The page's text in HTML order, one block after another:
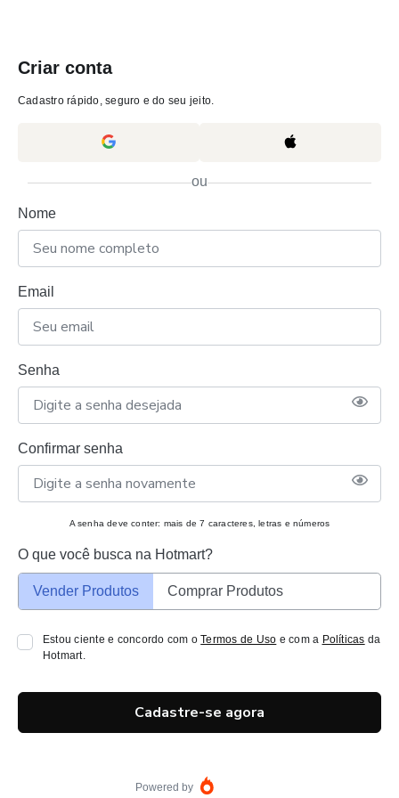
Criar conta
Cadastro rápido, seguro e do seu jeito.
ou
Nome
Email
Senha
Confirmar senha
A senha deve conter: mais de 7 caracteres, letras e números
O que você busca na Hotmart?
Vender Produtos Comprar Produtos
Estou ciente e concordo com oTermos de Uso e com a Políticas da
Hotmart.
Cadastre-se agora
Powered by